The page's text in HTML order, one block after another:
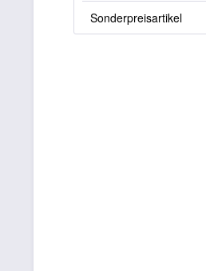
Sonderpreisartikel